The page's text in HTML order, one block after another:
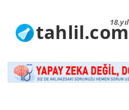
18.yıl
tahlil.com